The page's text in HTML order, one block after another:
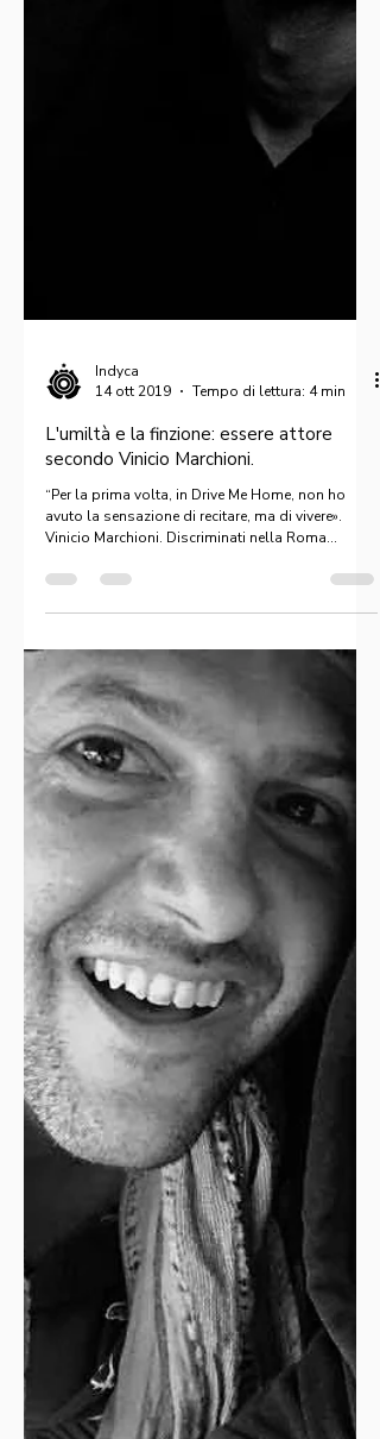
14 ott 2019
Tempo di lettura: 4 min
secondo Vinicio Marchioni.
“Per la prima volta, in Drive Me Home, non ho
Vinicio Marchioni. Discriminati nella Roma...